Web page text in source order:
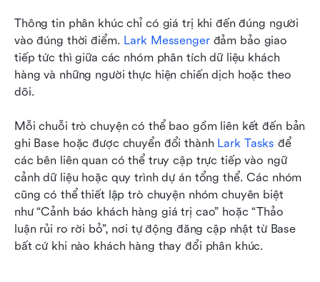
Thông tin phân khúc chỉ có giá trị khi đến đúng người
vào đúng thời điểm. Lark Messenger đảm bảo giao
tiếp tức thì giữa các nhóm phân tích dữ liệu khách
hàng và những người thực hiện chiến dịch hoặc theo
dõi.
Mỗi chuỗi trò chuyện có thể bao gồm liên kết đến bản
ghi Base hoặc được chuyển đổi thành Lark Tasks để
các bên liên quan có thể truy cập trực tiếp vào ngữ
cảnh dữ liệu hoặc quy trình dự án tổng thể. Các nhóm
cũng có thể thiết lập trò chuyện nhóm chuyên biệt
như “Cảnh báo khách hàng giá trị cao” hoặc “Thảo
luận rủi ro rời bỏ”, nơi tự động đăng cập nhật từ Base
bất cứ khi nào khách hàng thay đổi phân khúc.